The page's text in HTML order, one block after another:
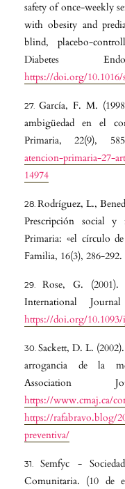
safety of once-weekly
with obesity and
blind, placebo-
Diabetes
https://doi.org/10.1016/
García, F. M.
ambigüedad en el
Primaria, 22(9),
atencion-primaria-27-
14974
Rodríguez, L.,
Prescripción social y
Primaria: «el círculo
Familia, 16(3), 286-292.
Rose, G.
International
https://doi.org/10.1093/
Sackett, D. L.
arrogancia de la
Association
https://www.cmaj.ca/
https://rafabravo.blog/
preventiva/
Semfyc -
Comunitaria. (10 de